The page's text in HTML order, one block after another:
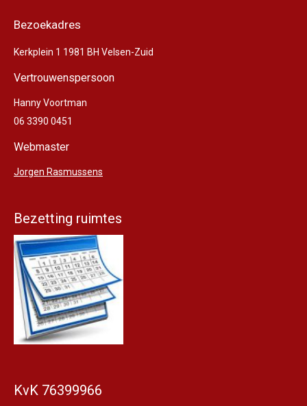
Bezoekadres
Kerkplein 1 1981 BH Velsen-Zuid
Vertrouwenspersoon
Hanny Voortman
06 3390 0451
Webmaster
Jorgen Rasmussens
Bezetting ruimtes
KvK 76399966